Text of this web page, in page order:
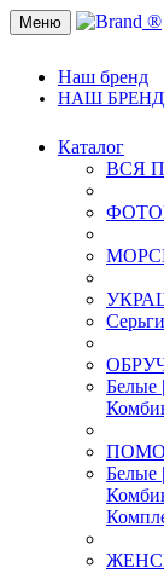
Меню ®
Наш бренд
НАШ БРЕНД
Каталог
ВСЯ
Белые |
Белые |